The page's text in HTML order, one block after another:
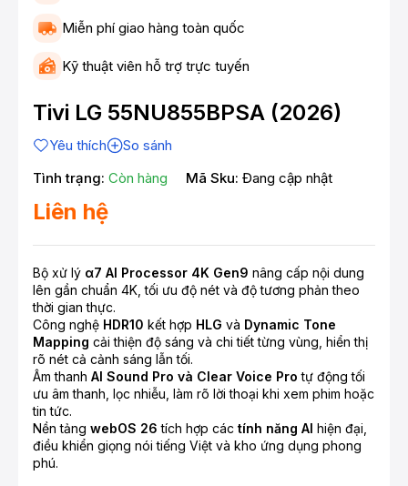
Miễn phí giao hàng toàn quốc
Kỹ thuật viên hỗ trợ trực tuyến
Tivi LG 55NU855BPSA (2026)
Yêu thích
So sánh
Tình trạng: Còn hàng Mã Sku: Đang cập nhật
Liên hệ
Bộ xử lý α7 AI Processor 4K Gen9 nâng cấp nội dung
lên gần chuẩn 4K, tối ưu độ nét và độ tương phản theo
thời gian thực.
Công nghệ HDR10 kết hợp HLG và Dynamic Tone
Mapping cải thiện độ sáng và chi tiết từng vùng, hiển thị
rõ nét cả cảnh sáng lẫn tối.
Âm thanh AI Sound Pro và Clear Voice Pro tự động tối
ưu âm thanh, lọc nhiễu, làm rõ lời thoại khi xem phim hoặc
tin tức.
Nền tảng webOS 26tích hợp các tính năng AI hiện đại,
điều khiển giọng nói tiếng Việt và kho ứng dụng phong
phú.